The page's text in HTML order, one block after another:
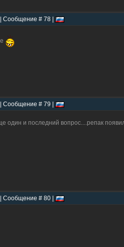
Сообщение # 78 |
Сообщение # 79 |
один и последний вопрос....репак
Сообщение # 80 |